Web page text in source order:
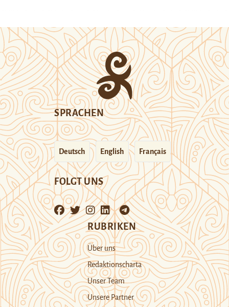
SPRACHEN
Deutsch English Français
FOLGT UNS
RUBRIKEN
Über uns
Redaktionscharta
Unser Team
Unsere Partner